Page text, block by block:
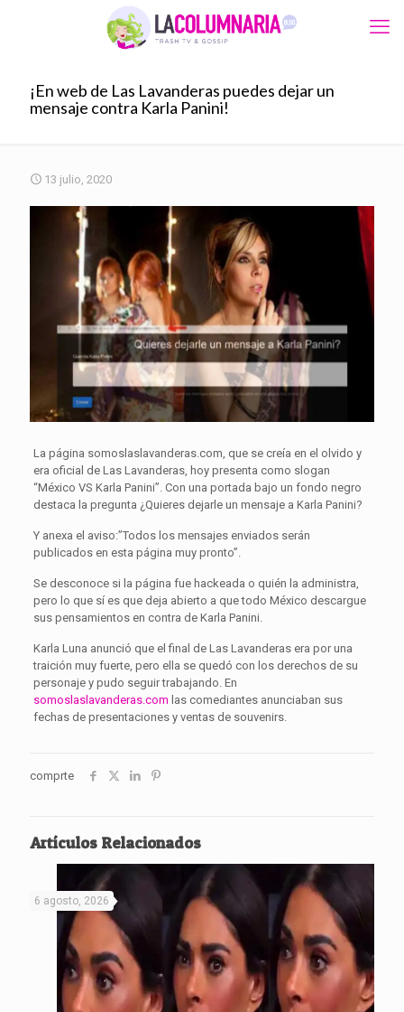
¡En web de Las Lavanderas puedes dejar un
mensaje contra Karla Panini!
13 julio, 2020
La página somoslaslavanderas.com, que se creía en el olvido y
era oficial de Las Lavanderas, hoy presenta como slogan
“México VS Karla Panini”. Con una portada bajo un fondo negro
destaca la pregunta ¿Quieres dejarle un mensaje a Karla Panini?
Y anexa el aviso:”Todos los mensajes enviados serán
publicados en esta página muy pronto”.
Se desconoce si la página fue hackeada o quién la administra,
pero lo que sí es que deja abierto a que todo México descargue
sus pensamientos en contra de Karla Panini.
Karla Luna anunció que el final de Las Lavanderas era por una
traición muy fuerte, pero ella se quedó con los derechos de su
personaje y pudo seguir trabajando. En
somoslaslavanderas.com las comediantes anunciaban sus
fechas de presentaciones y ventas de souvenirs.
comprte
Artículos Relacionados
6 agosto, 2026